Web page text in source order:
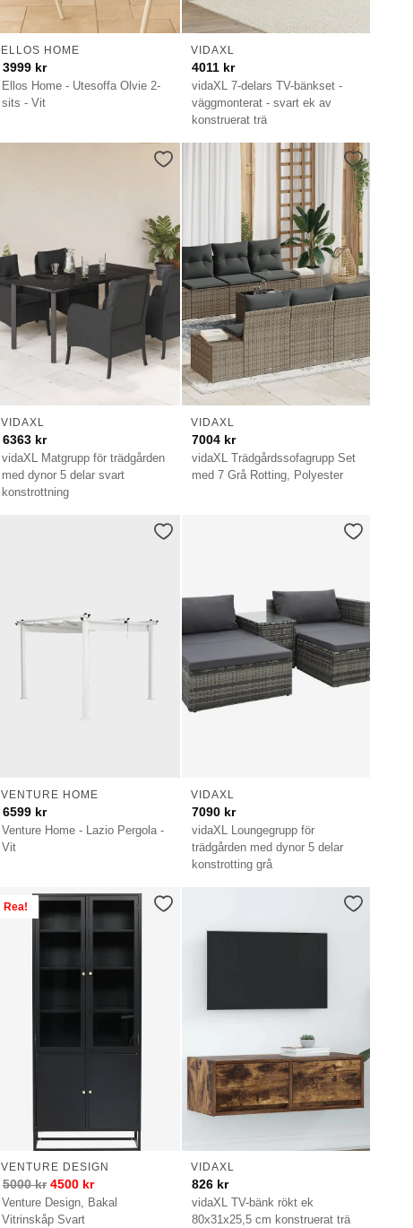
Ellos Home - Utesoffa Olvie 2-
sits - Vit
ELLOS HOME
3999 kr
vidaXL 7-delars TV-bänkset -
väggmonterat - svart ek av
konstruerat trä
VIDAXL
4011 kr
vidaXL Matgrupp för trädgården
med dynor 5 delar svart
konstrottning
VIDAXL
6363 kr
vidaXL Trädgårdssofagrupp Set
med 7 Grå Rotting, Polyester
VIDAXL
7004 kr
Venture Home - Lazio Pergola -
Vit
VENTURE HOME
6599 kr
vidaXL Loungegrupp för
trädgården med dynor 5 delar
konstrotting grå
VIDAXL
7090 kr
Rea!
Venture Design, Bakal
Vitrinskåp Svart
VENTURE DESIGN
5000kr 4500 kr
vidaXL TV-bänk rökt ek
80x31x25,5 cm konstruerat trä
VIDAXL
826 kr